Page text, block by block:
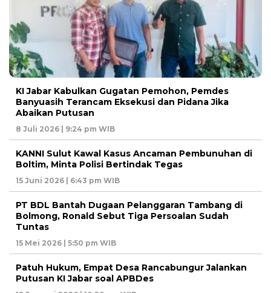
KI Jabar Kabulkan Gugatan Pemohon, Pemdes
Banyuasih Terancam Eksekusi dan Pidana Jika
Abaikan Putusan
8 Juli 2026 | 9:24 pm WIB
KANNI Sulut Kawal Kasus Ancaman Pembunuhan di
Boltim, Minta Polisi Bertindak Tegas
15 Juni 2026 | 6:43 pm WIB
PT BDL Bantah Dugaan Pelanggaran Tambang di
Bolmong, Ronald Sebut Tiga Persoalan Sudah
Tuntas
15 Mei 2026 | 5:50 pm WIB
Patuh Hukum, Empat Desa Rancabungur Jalankan
Putusan KI Jabar soal APBDes